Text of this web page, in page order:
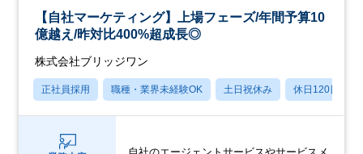
【自社マーケティング】上場フェーズ/年間予算10
億越え/昨対比400%超成長◎
株式会社ブリッジワン
正社員採用 職種・業界未経験OK 土日祝休み 休日120日以上